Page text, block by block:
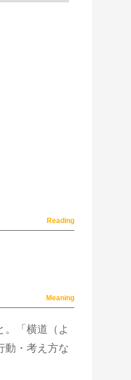
Reading
Meaning
。「横道（よ
動・考え方な